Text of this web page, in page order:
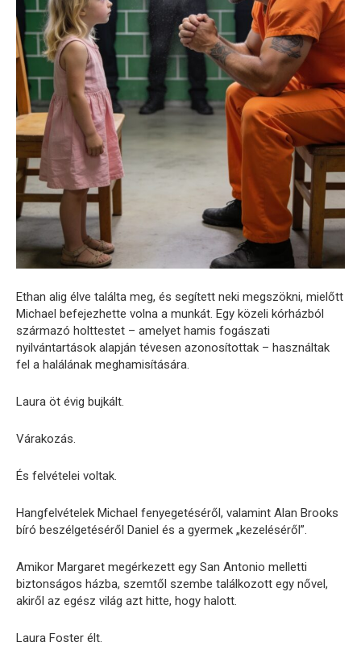
Ethan alig élve találta meg, és segített neki megszökni, mielőtt
Michael befejezhette volna a munkát. Egy közeli kórházból
származó holttestet – amelyet hamis fogászati ​​​​
nyilvántartások alapján tévesen azonosítottak – használtak
fel a halálának meghamisítására.
Laura öt évig bujkált.
Várakozás.
És felvételei voltak.
Hangfelvételek Michael fenyegetéséről, valamint Alan Brooks
bíró beszélgetéséről Daniel és a gyermek „kezeléséről”.
Amikor Margaret megérkezett egy San Antonio melletti
biztonságos házba, szemtől szembe találkozott egy nővel,
akiről az egész világ azt hitte, hogy halott.
Laura Foster élt.